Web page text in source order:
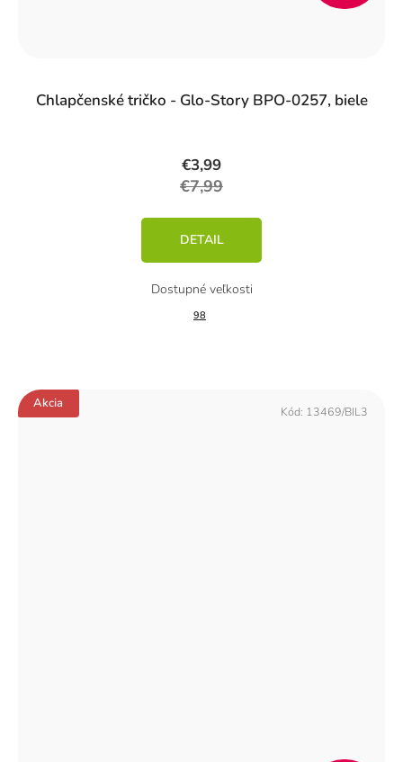
Chlapčenské tričko - Glo-Story BPO-0257, biele
€3,99
€7,99
DETAIL
98
Akcia
Kód: 13469/BIL3